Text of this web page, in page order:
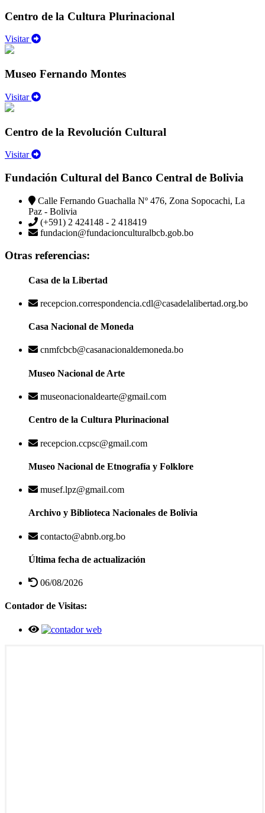
Centro de la Cultura Plurinacional
Visitar
Museo Fernando Montes
Visitar
Centro de la Revolución Cultural
Visitar
Fundación Cultural del Banco Central de Bolivia
Calle Fernando Guachalla Nº 476, Zona Sopocachi, La
Paz - Bolivia
(+591) 2 424148 - 2 418419
fundacion@fundacionculturalbcb.gob.bo
Otras referencias:
Casa de la Libertad
recepcion.correspondencia.cdl@casadelalibertad.org.bo
Casa Nacional de Moneda
cnmfcbcb@casanacionaldemoneda.bo
Museo Nacional de Arte
museonacionaldearte@gmail.com
Centro de la Cultura Plurinacional
recepcion.ccpsc@gmail.com
Museo Nacional de Etnografía y Folklore
musef.lpz@gmail.com
Archivo y Biblioteca Nacionales de Bolivia
contacto@abnb.org.bo
Última fecha de actualización
06/08/2026
Contador de Visitas: